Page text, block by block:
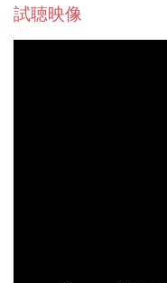
試聴映像